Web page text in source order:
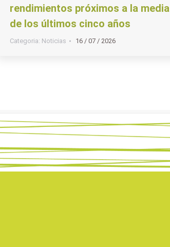
rendimientos próximos a la media
de los últimos cinco años
Categoria: Noticias 16 / 07 / 2026